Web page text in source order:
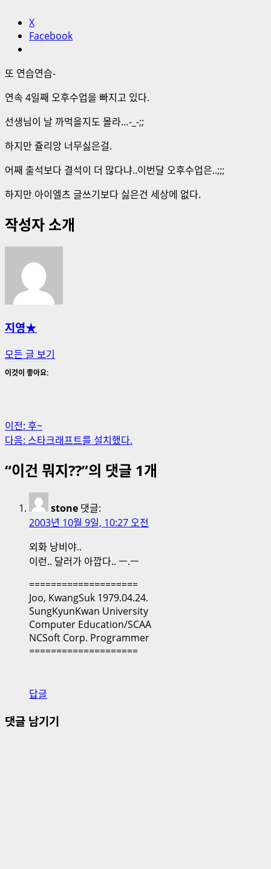
X
Facebook
또 연습연습-
연속 4일째 오후수업을 빠지고 있다.
선생님이 날 까먹을지도 몰라…-_-;;
하지만 쥴리앙 너무싫은걸.
어째 출석보다 결석이 더 많다냐..이번달 오후수업은..;;;
하지만 아이엘츠 글쓰기보다 싫은건 세상에 없다.
작성자 소개
지영★
모든 글 보기
이것이 좋아요:
게
시
물
이전: 후~
다음: 스타크래프트를 설치했다.
“이건 뭐지??”의 댓글 1개
stone 댓글:
2003년 10월 9일, 10:27 오전
외화 낭비야..
이런.. 달러가 아깝다.. ㅡ.ㅡ
====================
Joo, KwangSuk 1979.04.24.
SungKyunKwan University
Computer Education/SCAA
NCSoft Corp. Programmer
====================
답글
댓글 남기기